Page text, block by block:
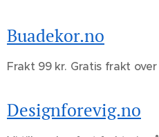
Buadekor.no
Frakt 99 kr. Gratis frakt over
Designforevig.no